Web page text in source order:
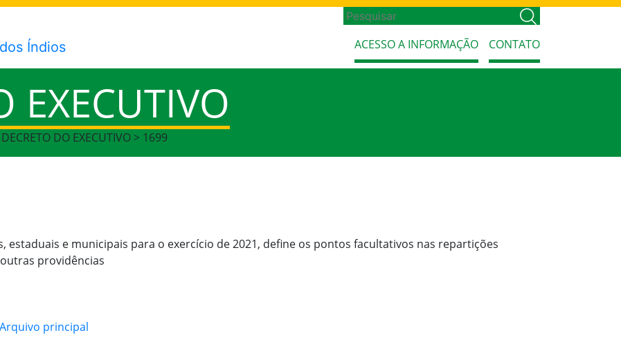
ACESSO A INFORMAÇÃO CONTATO
EXECUTIVO
DO EXECUTIVO > 1699
estaduais e municipais para o exercício de 2021, define os pontos facultativos nas repartições
providências
principal